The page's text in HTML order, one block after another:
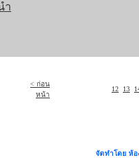
ำ
< ก่อน
หน้า
12 13
จัดทำโดย ห้อ